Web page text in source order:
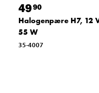
4990
Halogenpære H7, 12
55 W
35-4007